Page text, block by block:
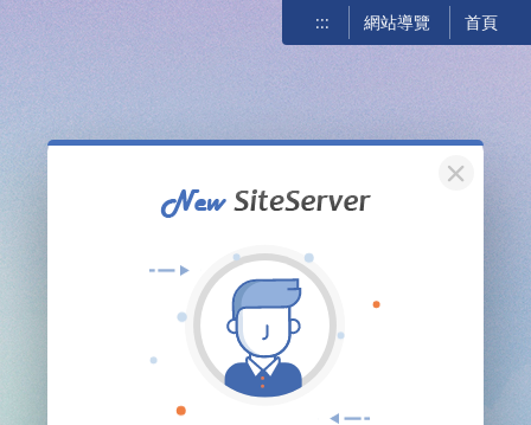
::: 網站導覽 首頁
關閉